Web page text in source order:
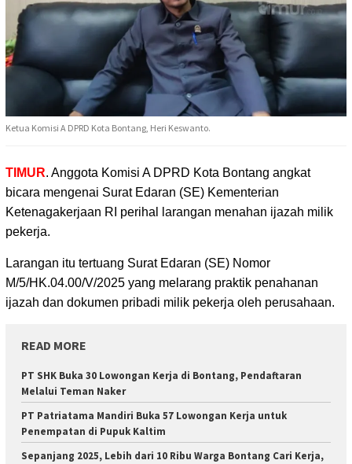
Ketua Komisi A DPRD Kota Bontang, Heri Keswanto.
TIMUR. Anggota Komisi A DPRD Kota Bontang angkat
bicara mengenai Surat Edaran (SE) Kementerian
Ketenagakerjaan RI perihal larangan menahan ijazah milik
pekerja.
Larangan itu tertuang Surat Edaran (SE) Nomor
M/5/HK.04.00/V/2025 yang melarang praktik penahanan
ijazah dan dokumen pribadi milik pekerja oleh perusahaan.
READ MORE
PT SHK Buka 30 Lowongan Kerja di Bontang, Pendaftaran
Melalui Teman Naker
PT Patriatama Mandiri Buka 57 Lowongan Kerja untuk
Penempatan di Pupuk Kaltim
Sepanjang 2025, Lebih dari 10 Ribu Warga Bontang Cari Kerja,